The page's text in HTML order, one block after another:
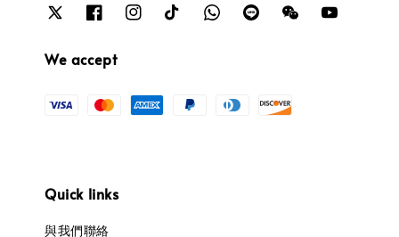
We accept
Quick links
與我們聯絡